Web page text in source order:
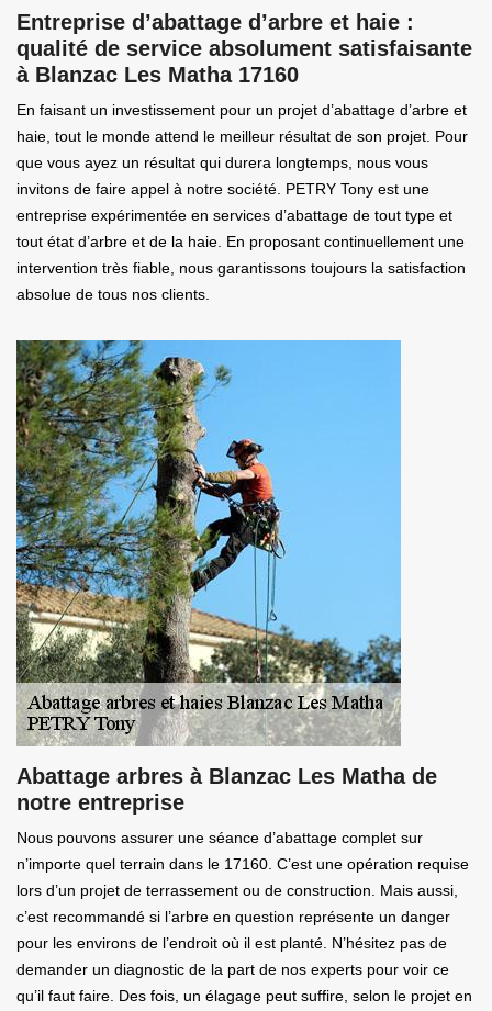
Entreprise d’abattage d’arbre et haie :
qualité de service absolument satisfaisante
à Blanzac Les Matha 17160
En faisant un investissement pour un projet d’abattage d’arbre et
haie, tout le monde attend le meilleur résultat de son projet. Pour
que vous ayez un résultat qui durera longtemps, nous vous
invitons de faire appel à notre société. PETRY Tony est une
entreprise expérimentée en services d’abattage de tout type et
tout état d’arbre et de la haie. En proposant continuellement une
intervention très fiable, nous garantissons toujours la satisfaction
absolue de tous nos clients.
Abattage arbres à Blanzac Les Matha de
notre entreprise
Nous pouvons assurer une séance d’abattage complet sur
n’importe quel terrain dans le 17160. C’est une opération requise
lors d’un projet de terrassement ou de construction. Mais aussi,
c’est recommandé si l’arbre en question représente un danger
pour les environs de l’endroit où il est planté. N’hésitez pas de
demander un diagnostic de la part de nos experts pour voir ce
qu’il faut faire. Des fois, un élagage peut suffire, selon le projet en